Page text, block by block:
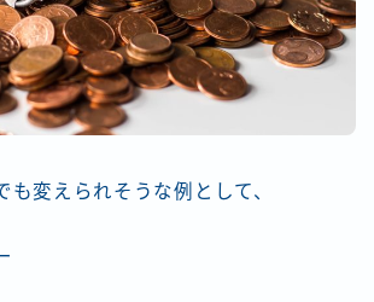
も変えられそうな例として、